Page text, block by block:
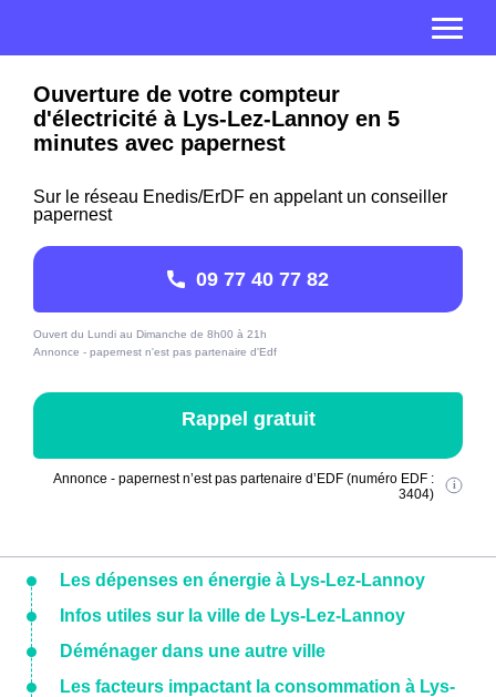
Ouverture de votre compteur
d'électricité à Lys-Lez-Lannoy en 5
minutes avec papernest
Sur le réseau Enedis/ErDF en appelant un conseiller
papernest
09 77 40 77 82
Ouvert du Lundi au Dimanche de 8h00 à 21h
Annonce - papernest n'est pas partenaire d'Edf
Rappel gratuit
Annonce - papernest n’est pas partenaire d’EDF (numéro EDF :
3404)
Les dépenses en énergie à Lys-Lez-Lannoy
Infos utiles sur la ville de Lys-Lez-Lannoy
Déménager dans une autre ville
Les facteurs impactant la consommation à Lys-